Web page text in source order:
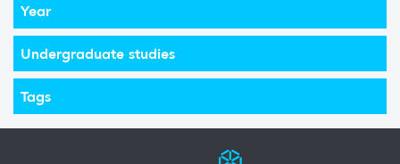
Year
Undergraduate studies
Tags